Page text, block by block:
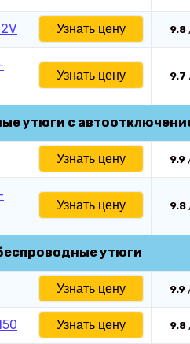
Узнать цену 9.8
Узнать цену 9.7
утюги с
Узнать цену 9.9
Узнать цену 9.8
утюги
Узнать цену 9.9
Узнать цену 9.8